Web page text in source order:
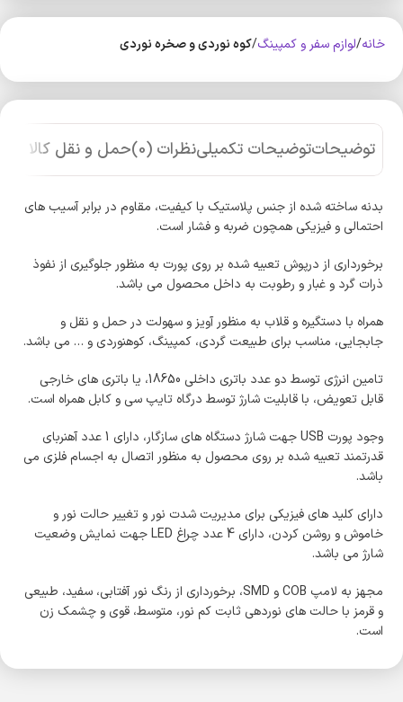
خانه لوازم سفر و کمپینگ کوه‌ نوردی و صخره نوردی
توضیحاتتوضیحات تکمیلینظرات (0) حمل و نقل کالا
بدنه ساخته شده از جنس پلاستیک با کیفیت، مقاوم در برابر آسیب های
احتمالی و فیزیکی همچون ضربه و فشار است.
برخورداری از درپوش تعبیه شده بر روی پورت به منظور جلوگیری از نفوذ
ذرات گرد و غبار و رطوبت به داخل محصول می باشد.
همراه با دستگیره و قلاب به منظور آویز و سهولت در حمل و نقل و
جابجایی، مناسب برای طبیعت گردی، کمپینگ، کوهنوردی و … می باشد.
تامین انرژی توسط دو عدد باتری داخلی 18650، یا باتری های خارجی
قابل تعویض، با قابلیت شارژ توسط درگاه تایپ سی و کابل همراه است.
وجود پورت USB جهت شارژ دستگاه های سازگار، دارای 1 عدد آهنربای
قدرتمند تعبیه شده بر روی محصول به منظور اتصال به اجسام فلزی می
باشد.
دارای کلید های فیزیکی برای مدیریت شدت نور و تغییر حالت نور و
خاموش و روشن کردن، دارای 4 عدد چراغ LED جهت نمایش وضعیت
شارژ می باشد.
مجهز به لامپ COB و SMD، برخورداری از رنگ نور آفتابی، سفید، طبیعی
و قرمز با حالت های نوردهی ثابت کم نور، متوسط، قوی و چشمک زن
است.